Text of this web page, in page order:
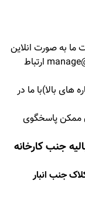
ما به صورت انلاین
در تماس باشید و یا با ایمیل manage@almascantin.ir ارتباط
بالا)با ما در
ممکن پاسخگوی
کلیومتر 5 جاده اقبالیه جنب کارخانه
جنب انبار